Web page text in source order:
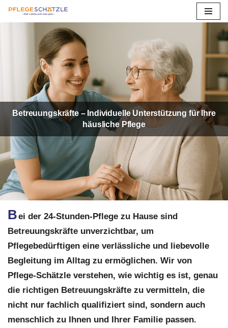
Betreuungskräfte – Individuelle Unterstützung für Ihre
häusliche Pflege
Bei der 24-Stunden-Pflege zu Hause sind
Betreuungskräfte unverzichtbar, um
Pflegebedürftigen eine verlässliche und liebevolle
Begleitung im Alltag zu ermöglichen. Wir von
Pflege-Schätzle verstehen, wie wichtig es ist, genau
die richtigen Betreuungskräfte zu vermitteln, die
nicht nur fachlich qualifiziert sind, sondern auch
menschlich zu Ihnen und Ihrer Familie passen.